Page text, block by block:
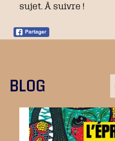
sujet. À suivre !
BLOG